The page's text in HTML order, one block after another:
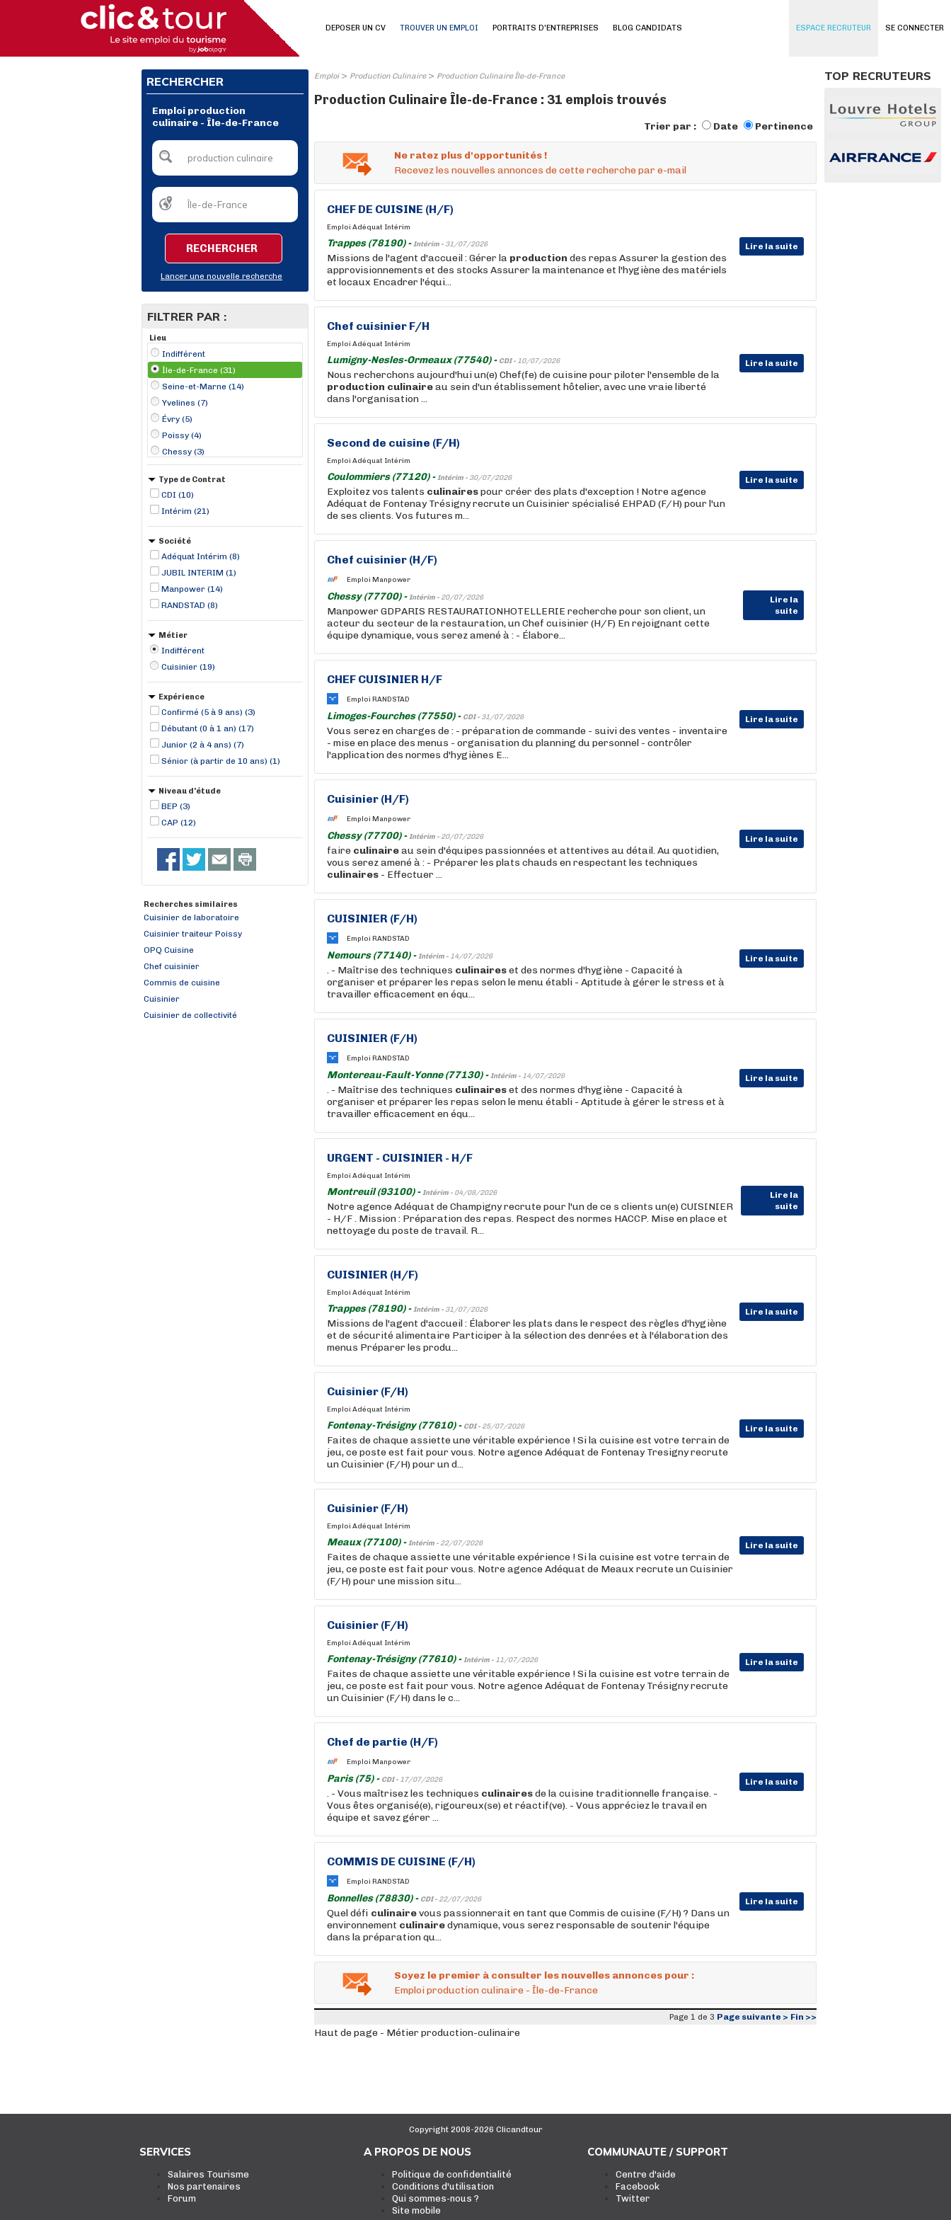
SE CONNECTER
DEPOSER UN CV TROUVER UN EMPLOI PORTRAITS D'ENTREPRISES BLOG CANDIDATS ESPACE RECRUTEUR
RECHERCHER
Emploi production
culinaire - Île-de-France
RECHERCHER
Lancer une nouvelle recherche
FILTRER PAR :
Lieu
Indifférent
Île-de-France (31)
Seine-et-Marne (14)
Yvelines (7)
Évry (5)
Poissy (4)
Chessy (3)
Fontenay-Trésigny (2)
Paris 09 Opéra (2)
Trappes (2)
Bonnelles (1)
Type de Contrat
CDI (10)
Intérim (21)
Société
Adéquat Intérim (8)
JUBIL INTERIM (1)
Manpower (14)
RANDSTAD (8)
Métier
Indifférent
Cuisinier (19)
Expérience
Confirmé (5 à 9 ans) (3)
Débutant (0 à 1 an) (17)
Junior (2 à 4 ans) (7)
Sénior (à partir de 10 ans) (1)
Niveau d'étude
BEP (3)
CAP (12)
Recherches similaires
Cuisinier de laboratoire
Cuisinier traiteur Poissy
OPQ Cuisine
Chef cuisinier
Commis de cuisine
Cuisinier
Cuisinier de collectivité
Emploi> Production Culinaire> Production Culinaire Île-de-France
Production Culinaire Île-de-France : 31 emplois trouvés
Trier par : Date Pertinence
Ne ratez plus d'opportunités !
Recevez les nouvelles annonces de cette recherche par e-mail
CHEF DE CUISINE (H/F)
Emploi Adéquat Intérim
Trappes (78190) -Intérim - 31/07/2026 Lire la suite
Missions de l'agent d'accueil : Gérer la production des repas Assurer la gestion des
approvisionnements et des stocks Assurer la maintenance et l'hygiène des matériels
et locaux Encadrer l'équi...
Chef cuisinier F/H
Emploi Adéquat Intérim
Lumigny-Nesles-Ormeaux (77540) - CDI - 10/07/2026 Lire la suite
Nous recherchons aujourd'hui un(e) Chef(fe) de cuisine pour piloter l'ensemble de la
production culinaireau sein d'un établissement hôtelier, avec une vraie liberté
dans l'organisation ...
Second de cuisine (F/H)
Emploi Adéquat Intérim
Coulommiers (77120) -Intérim - 30/07/2026 Lire la suite
Exploitez vos talents culinairespour créer des plats d'exception ! Notre agence
Adéquat de Fontenay Trésigny recrute un Cuisinier spécialisé EHPAD (F/H) pour l'un
de ses clients. Vos futures m...
Chef cuisinier (H/F)
Emploi Manpower
Chessy (77700) -Intérim - 20/07/2026
Lire la
suite
Manpower GDPARIS RESTAURATIONHOTELLERIE recherche pour son client, un
acteur du secteur de la restauration, un Chef cuisinier (H/F) En rejoignant cette
équipe dynamique, vous serez amené à : - Élabore...
CHEF CUISINIER H/F
Emploi RANDSTAD
Limoges-Fourches (77550) - CDI - 31/07/2026 Lire la suite
Vous serez en charges de : - préparation de commande - suivi des ventes - inventaire
- mise en place des menus - organisation du planning du personnel - contrôler
l'application des normes d'hygiènes E...
Cuisinier (H/F)
Emploi Manpower
Chessy (77700) -Intérim - 20/07/2026 Lire la suite
faire culinaireau sein d'équipes passionnées et attentives au détail. Au quotidien,
vous serez amené à : - Préparer les plats chauds en respectant les techniques
culinaires - Effectuer ...
CUISINIER (F/H)
Emploi RANDSTAD
Nemours (77140) -Intérim - 14/07/2026 Lire la suite
. - Maîtrise des techniques culinaireset des normes d'hygiène - Capacité à
organiser et préparer les repas selon le menu établi - Aptitude à gérer le stress et à
travailler efficacement en équ...
CUISINIER (F/H)
Emploi RANDSTAD
Montereau-Fault-Yonne (77130) -Intérim - 14/07/2026 Lire la suite
. - Maîtrise des techniques culinaireset des normes d'hygiène - Capacité à
organiser et préparer les repas selon le menu établi - Aptitude à gérer le stress et à
travailler efficacement en équ...
URGENT - CUISINIER - H/F
Emploi Adéquat Intérim
Montreuil (93100) -Intérim - 04/08/2026
Lire la
suite
Notre agence Adéquat de Champigny recrute pour l'un de ce s clients un(e) CUISINIER
- H/F . Mission : Préparation des repas. Respect des normes HACCP. Mise en place et
nettoyage du poste de travail. R...
CUISINIER (H/F)
Emploi Adéquat Intérim
Trappes (78190) -Intérim - 31/07/2026 Lire la suite
Missions de l'agent d'accueil : Élaborer les plats dans le respect des règles d'hygiène
et de sécurité alimentaire Participer à la sélection des denrées et à l'élaboration des
menus Préparer les produ...
Cuisinier (F/H)
Emploi Adéquat Intérim
Fontenay-Trésigny (77610) - CDI - 25/07/2026 Lire la suite
Faites de chaque assiette une véritable expérience ! Si la cuisine est votre terrain de
jeu, ce poste est fait pour vous. Notre agence Adéquat de Fontenay Tresigny recrute
un Cuisinier (F/H) pour un d...
Cuisinier (F/H)
Emploi Adéquat Intérim
Meaux (77100) -Intérim - 22/07/2026 Lire la suite
Faites de chaque assiette une véritable expérience ! Si la cuisine est votre terrain de
jeu, ce poste est fait pour vous. Notre agence Adéquat de Meaux recrute un Cuisinier
(F/H) pour une mission situ...
Cuisinier (F/H)
Emploi Adéquat Intérim
Fontenay-Trésigny (77610) -Intérim - 11/07/2026 Lire la suite
Faites de chaque assiette une véritable expérience ! Si la cuisine est votre terrain de
jeu, ce poste est fait pour vous. Notre agence Adéquat de Fontenay Trésigny recrute
un Cuisinier (F/H) dans le c...
Chef de partie (H/F)
Emploi Manpower
Paris (75) - CDI - 17/07/2026 Lire la suite
. - Vous maîtrisez les techniques culinairesde la cuisine traditionnelle française. -
Vous êtes organisé(e), rigoureux(se) et réactif(ve). - Vous appréciez le travail en
équipe et savez gérer ...
COMMIS DE CUISINE (F/H)
Emploi RANDSTAD
Bonnelles (78830) - CDI - 22/07/2026 Lire la suite
Quel défi culinairevous passionnerait en tant que Commis de cuisine (F/H) ? Dans un
environnement culinairedynamique, vous serez responsable de soutenir l'équipe
dans la préparation qu...
Soyez le premier à consulter les nouvelles annonces pour :
Emploi production culinaire - Île-de-France
Page 1 de 3 Page suivante > Fin >>
Haut de page - Métier production-culinaire
TOP RECRUTEURS
Copyright 2008-2026 Clicandtour
SERVICES
Salaires Tourisme
Nos partenaires
Forum
A PROPOS DE NOUS
Politique de confidentialité
Conditions d'utilisation
Qui sommes-nous ?
Site mobile
COMMUNAUTE / SUPPORT
Centre d'aide
Facebook
Twitter